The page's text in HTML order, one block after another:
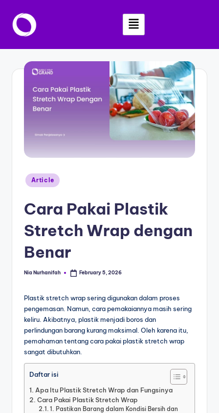
Skip
Article
Cara Pakai Plastik
Stretch Wrap dengan
Benar
Nia Nurhanifah February 5, 2026
Plastik stretch wrap sering digunakan dalam proses
pengemasan. Namun, cara pemakaiannya masih sering
keliru. Akibatnya, plastik menjadi boros dan
perlindungan barang kurang maksimal. Oleh karena itu,
pemahaman tentang cara pakai plastik stretch wrap
sangat dibutuhkan.
Daftar isi
Apa Itu Plastik Stretch Wrap dan Fungsinya
Cara Pakai Plastik Stretch Wrap
1. Pastikan Barang dalam Kondisi Bersih dan